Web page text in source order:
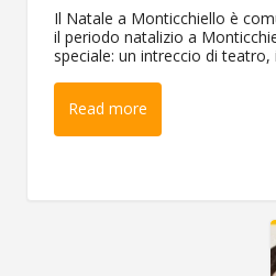
Il Natale a Monticchiello è
il periodo natalizio a
speciale: un intreccio di teatro,
Read more